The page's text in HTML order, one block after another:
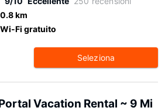
0.8 km
Wi-Fi gratuito
Seleziona
Vacation Rental ~ 9 Mi